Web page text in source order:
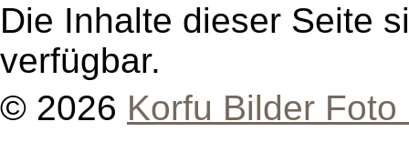
Die Inhalte dieser Seite
verfügbar.
© 2026 Korfu Bilder Foto